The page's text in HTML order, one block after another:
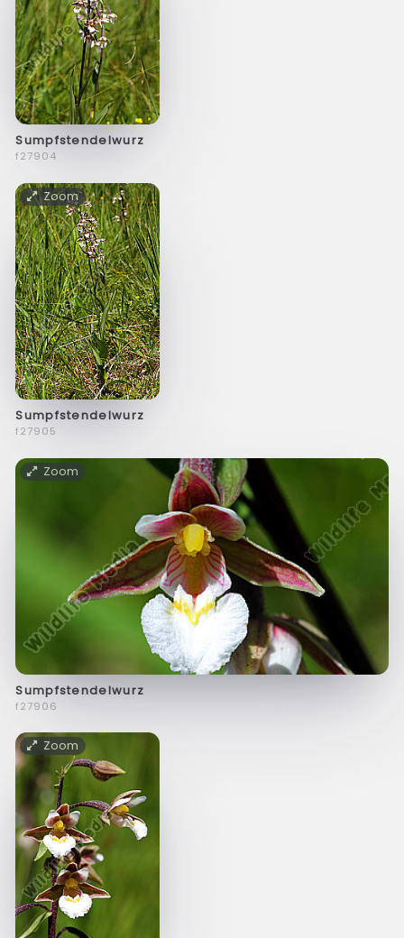
Sumpfstendelwurz
f27904
Zoom
Sumpfstendelwurz
f27905
Zoom
Sumpfstendelwurz
f27906
Zoom